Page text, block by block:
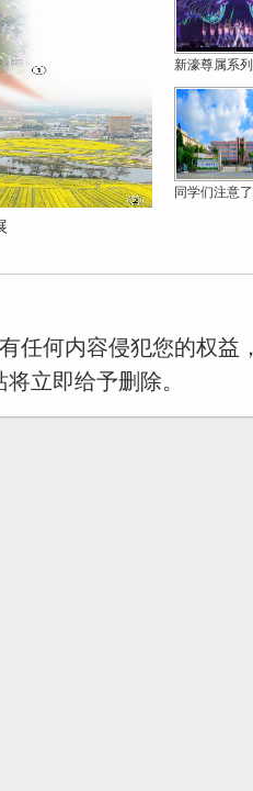
新濠尊属系
同学们注意
任何内容侵犯您的权益
立即给予删除。